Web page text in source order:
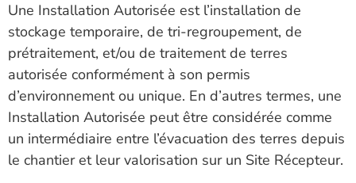
Une Installation Autorisée est l’installation de
stockage temporaire, de tri-regroupement, de
prétraitement, et/ou de traitement de terres
autorisée conformément à son permis
d’environnement ou unique. En d’autres termes, une
Installation Autorisée peut être considérée comme
un intermédiaire entre l’évacuation des terres depuis
le chantier et leur valorisation sur un Site Récepteur.